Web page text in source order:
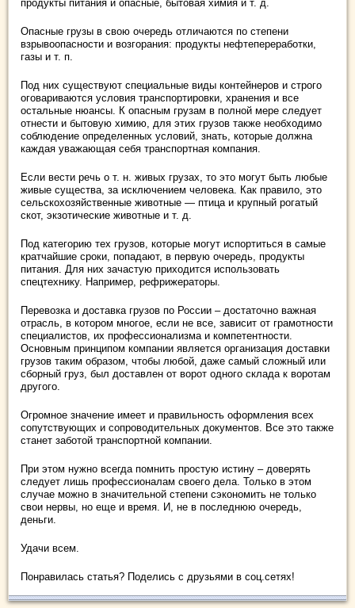
продукты питания и опасные, бытовая химия и т. д.
Опасные грузы в свою очередь отличаются по степени
взрывоопасности и возгорания: продукты нефтепереработки,
газы и т. п.
Под них существуют специальные виды контейнеров и строго
оговариваются условия транспортировки, хранения и все
остальные нюансы. К опасным грузам в полной мере следует
отнести и бытовую химию, для этих грузов также необходимо
соблюдение определенных условий, знать, которые должна
каждая уважающая себя транспортная компания.
Если вести речь о т. н. живых грузах, то это могут быть любые
живые существа, за исключением человека. Как правило, это
сельскохозяйственные животные — птица и крупный рогатый
скот, экзотические животные и т. д.
Под категорию тех грузов, которые могут испортиться в самые
кратчайшие сроки, попадают, в первую очередь, продукты
питания. Для них зачастую приходится использовать
спецтехнику. Например, рефрижераторы.
Перевозка и доставка грузов по России – достаточно важная
отрасль, в котором многое, если не все, зависит от грамотности
специалистов, их профессионализма и компетентности.
Основным принципом компании является организация доставки
грузов таким образом, чтобы любой, даже самый сложный или
сборный груз, был доставлен от ворот одного склада к воротам
другого.
Огромное значение имеет и правильность оформления всех
сопутствующих и сопроводительных документов. Все это также
станет заботой транспортной компании.
При этом нужно всегда помнить простую истину – доверять
следует лишь профессионалам своего дела. Только в этом
случае можно в значительной степени сэкономить не только
свои нервы, но еще и время. И, не в последнюю очередь,
деньги.
Удачи всем.
Понравилась статья? Поделись с друзьями в соц.сетях!